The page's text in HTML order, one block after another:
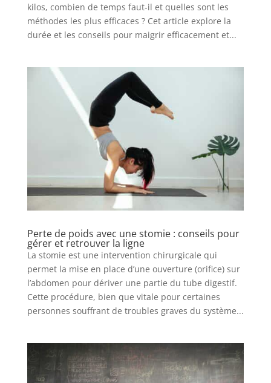
kilos, combien de temps faut-il et quelles sont les
méthodes les plus efficaces ? Cet article explore la
durée et les conseils pour maigrir efficacement et...
Perte de poids avec une stomie : conseils pour
gérer et retrouver la ligne
La stomie est une intervention chirurgicale qui
permet la mise en place d’une ouverture (orifice) sur
l’abdomen pour dériver une partie du tube digestif.
Cette procédure, bien que vitale pour certaines
personnes souffrant de troubles graves du système...